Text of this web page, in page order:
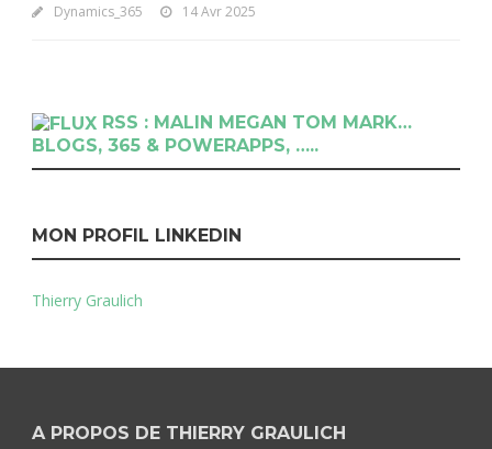
Dynamics_365 14 Avr 2025
RSS : MALIN MEGAN TOM MARK…
BLOGS, 365 & POWERAPPS, …..
MON PROFIL LINKEDIN
Thierry Graulich
A PROPOS DE THIERRY GRAULICH